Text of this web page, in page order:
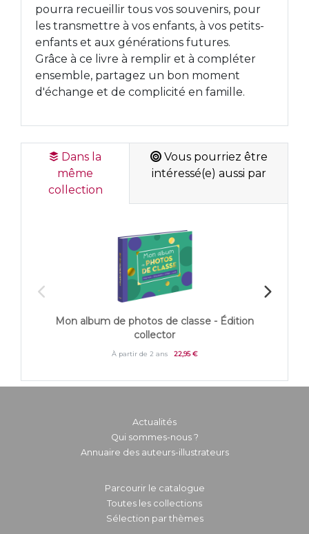
pourra recueillir tous vos souvenirs, pour
les transmettre à vos enfants, à vos petits-
enfants et aux générations futures.
Grâce à ce livre à remplir et à compléter
ensemble, partagez un bon moment
d'échange et de complicité en famille.
Dans la
même
collection
Vous pourriez être
intéressé(e) aussi par
Mon album de photos de classe - Édition
collector
À partir de 2 ans 22,95 €
Actualités
Qui sommes-nous ?
Annuaire des auteurs-illustrateurs
Parcourir le catalogue
Toutes les collections
Sélection par thèmes